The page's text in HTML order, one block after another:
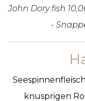
John Dory fish
-
knusprigen